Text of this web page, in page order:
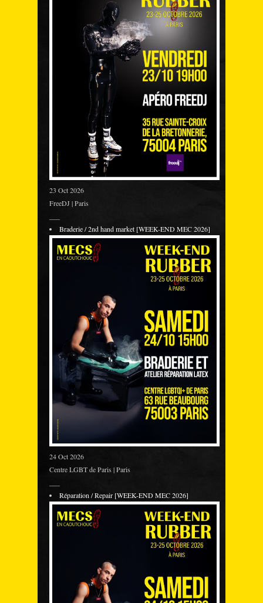
23 Oct 2026
FreeDJ | Paris
Braderie / 2nd hand market [WEEK-END MEC 2026]
24 Oct 2026
Centre LGBT de Paris | Paris
Réparation / Repair [WEEK-END MEC 2026]